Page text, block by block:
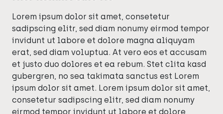
Lorem ipsum dolor sit amet, consetetur
sadipscing elitr, sed diam nonumy eirmod tempor
invidunt ut labore et dolore magna aliquyam
erat, sed diam voluptua. At vero eos et accusam
et justo duo dolores et ea rebum. Stet clita kasd
gubergren, no sea takimata sanctus est Lorem
ipsum dolor sit amet. Lorem ipsum dolor sit amet,
consetetur sadipscing elitr, sed diam nonumy
eirmod tempor invidunt ut labore et dolore